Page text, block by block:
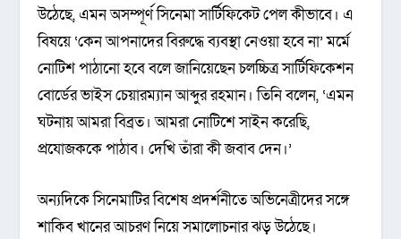
উঠেছে, এমন অসম্পূর্ণ সিনেমা সার্টিফিকেট পেল কীভাবে। এ
বিষয়ে ‘কেন আপনাদের বিরুদ্ধে ব্যবস্থা নেওয়া হবে না’ মর্মে
নোটিশ পাঠানো হবে বলে জানিয়েছেন চলচ্চিত্র সার্টিফিকেশন
বোর্ডের ভাইস চেয়ারম্যান আব্দুর রহমান। তিনি বলেন, ‘এমন
ঘটনায় আমরা বিব্রত। আমরা নোটিশে সাইন করেছি,
প্রযোজককে পাঠাব। দেখি তাঁরা কী জবাব দেন।’
অন্যদিকে সিনেমাটির বিশেষ প্রদর্শনীতে অভিনেত্রীদের সঙ্গে
শাকিব খানের আচরণ নিয়ে সমালোচনার ঝড় উঠেছে।